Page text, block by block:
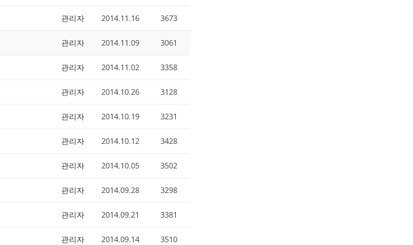
관리자 2014.11.16 3673
관리자 2014.11.09 3061
관리자 2014.11.02 3358
관리자 2014.10.26 3128
관리자 2014.10.19 3231
관리자 2014.10.12 3428
관리자 2014.10.05 3502
관리자 2014.09.28 3298
관리자 2014.09.21 3381
관리자 2014.09.14 3510